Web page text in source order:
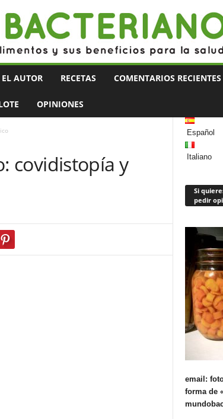
EL AUTOR RECETAS COMENTARIOS
OPINIONES
covidistopía y
Español
Italiano
Si
pedir
email:
forma de